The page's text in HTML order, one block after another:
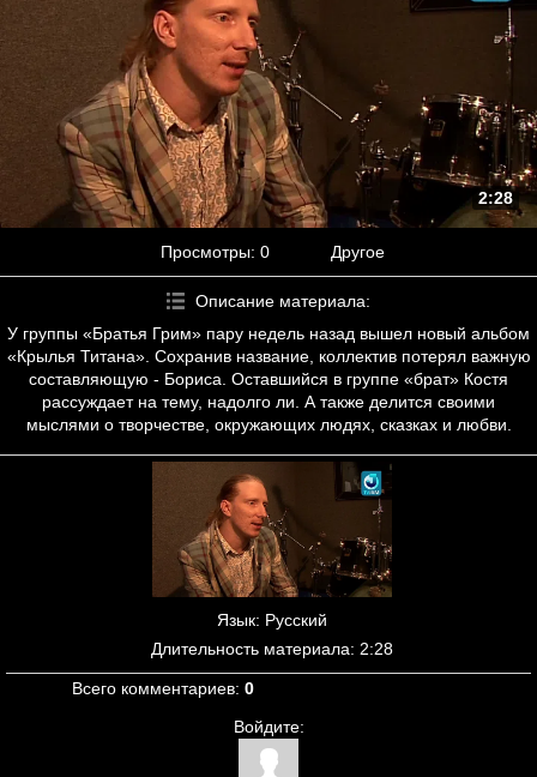
2:28
Просмотры: 0 Другое
Описание материала:
У группы «Братья Грим» пару недель назад вышел новый альбом
«Крылья Титана». Сохранив название, коллектив потерял важную
составляющую - Бориса. Оставшийся в группе «брат» Костя
рассуждает на тему, надолго ли. А также делится своими
мыслями о творчестве, окружающих людях, сказках и любви.
Язык: Русский
Длительность материала: 2:28
Всего комментариев: 0
Войдите: